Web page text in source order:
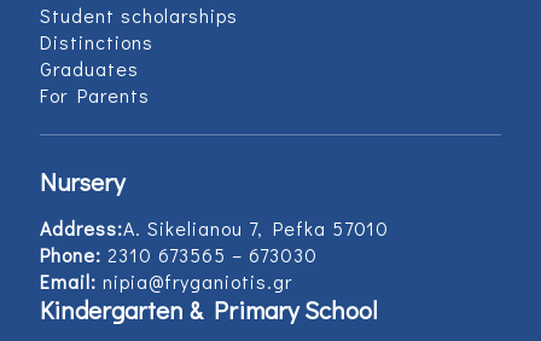
Student scholarships
Distinctions
Graduates
For Parents
Nursery
Address:Α. Sikelianou 7, Pefka 57010
Phone: 2310 673565 – 673030
Email: nipia@fryganiotis.gr
Kindergarten & Primary School